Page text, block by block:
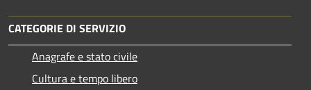
CATEGORIE DI SERVIZIO
Anagrafe e stato civile
Cultura e tempo libero